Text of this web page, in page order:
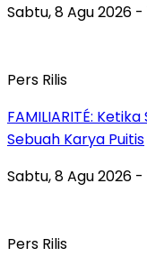
Sabtu, 8 Agu 2026 -
Pers Rilis
FAMILIARITÉ:
Sebuah Karya Puitis
Sabtu, 8 Agu 2026 -
Pers Rilis